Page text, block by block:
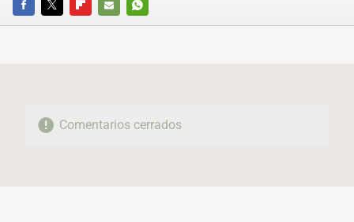
FACEBOOKTWITTERFLIPBOARD
E-
WHATSAPP
Comentarios cerrados